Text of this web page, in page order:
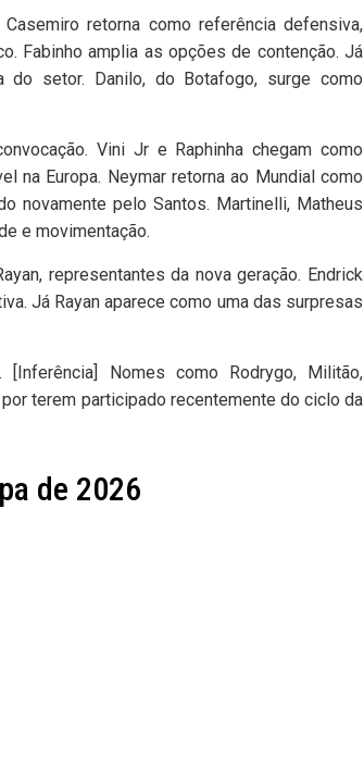
retorna como referência defensiva,
Fabinho amplia as opções de contenção. Já
do setor. Danilo, do Botafogo, surge como
Vini Jr e Raphinha chegam como
na Europa. Neymar retorna ao Mundial como
novamente pelo Santos. Martinelli, Matheus
e movimentação.
representantes da nova geração. Endrick
Já Rayan aparece como uma das surpresas
Nomes como Rodrygo, Militão,
terem participado recentemente do ciclo da
de 2026